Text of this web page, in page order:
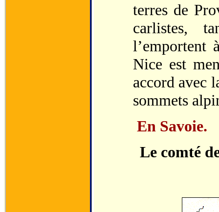
terres de
carlistes,
l’emportent
Nice est
accord avec
sommets
En Savoie.
Le comté